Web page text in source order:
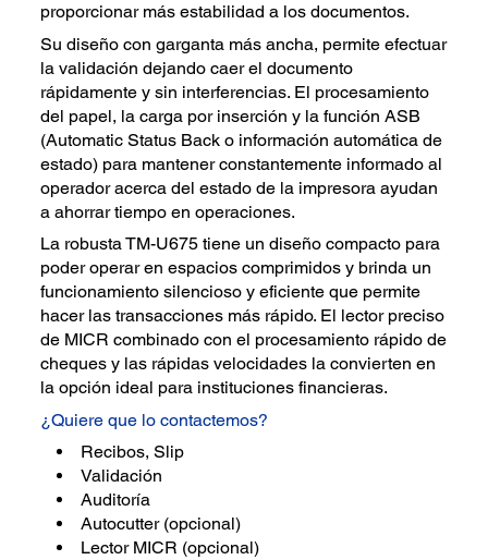
proporcionar más estabilidad a los documentos.
Su diseño con garganta más ancha, permite efectuar
la validación dejando caer el documento
rápidamente y sin interferencias. El procesamiento
del papel, la carga por inserción y la función ASB
(Automatic Status Back o información automática de
estado) para mantener constantemente informado al
operador acerca del estado de la impresora ayudan
a ahorrar tiempo en operaciones.
La robusta TM-U675 tiene un diseño compacto para
poder operar en espacios comprimidos y brinda un
funcionamiento silencioso y eficiente que permite
hacer las transacciones más rápido. El lector preciso
de MICR combinado con el procesamiento rápido de
cheques y las rápidas velocidades la convierten en
la opción ideal para instituciones financieras.
¿Quiere que lo contactemos?
Recibos, Slip
Validación
Auditoría
Autocutter (opcional)
Lector MICR (opcional)